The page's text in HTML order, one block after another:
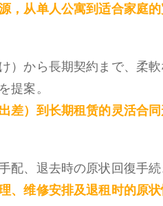
，从单人公寓到适合家庭
）から長期契約まで、柔
提案。
差）到长期租赁的灵活合
配、退去時の原状回復手続
、维修安排及退租时的原状